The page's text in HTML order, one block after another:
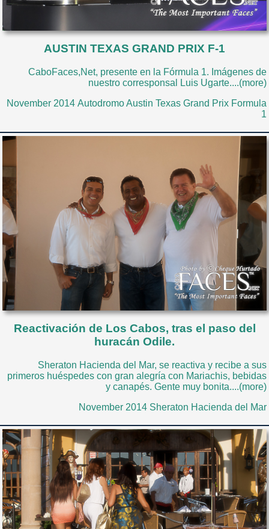
AUSTIN TEXAS GRAND PRIX F-1
CaboFaces,Net, presente en la Fórmula 1. Imágenes de
nuestro corresponsal Luis Ugarte....(more)
November 2014 Autodromo Austin Texas Grand Prix Formula
1
Reactivación de Los Cabos, tras el paso del
huracán Odile.
Sheraton Hacienda del Mar, se reactiva y recibe a sus
primeros huéspedes con gran alegría con Mariachis, bebidas
y canapés. Gente muy bonita....(more)
November 2014 Sheraton Hacienda del Mar